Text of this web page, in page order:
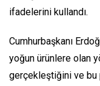
ifadelerini kullandı.
Cumhurbaşkanı
yoğun ürünlere olan
gerçekleştiğini ve bu